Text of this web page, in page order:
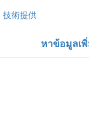
技術提供
หาข้อมูลเ